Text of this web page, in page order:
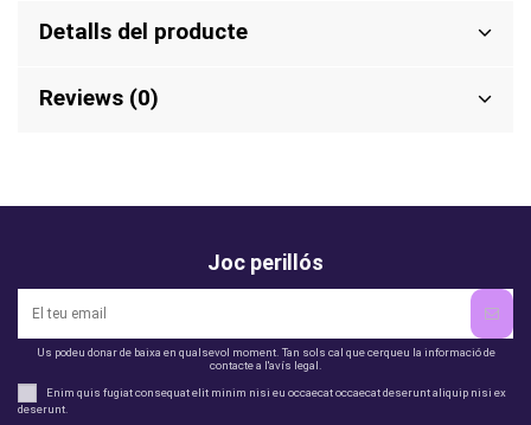
Detalls del producte
Reviews (0)
Joc perillós
Us podeu donar de baixa en qualsevol moment. Tan sols cal que cerqueu la informació de
contacte a l'avís legal.
Enim quis fugiat consequat elit minim nisi eu occaecat occaecat deserunt aliquip nisi ex
deserunt.